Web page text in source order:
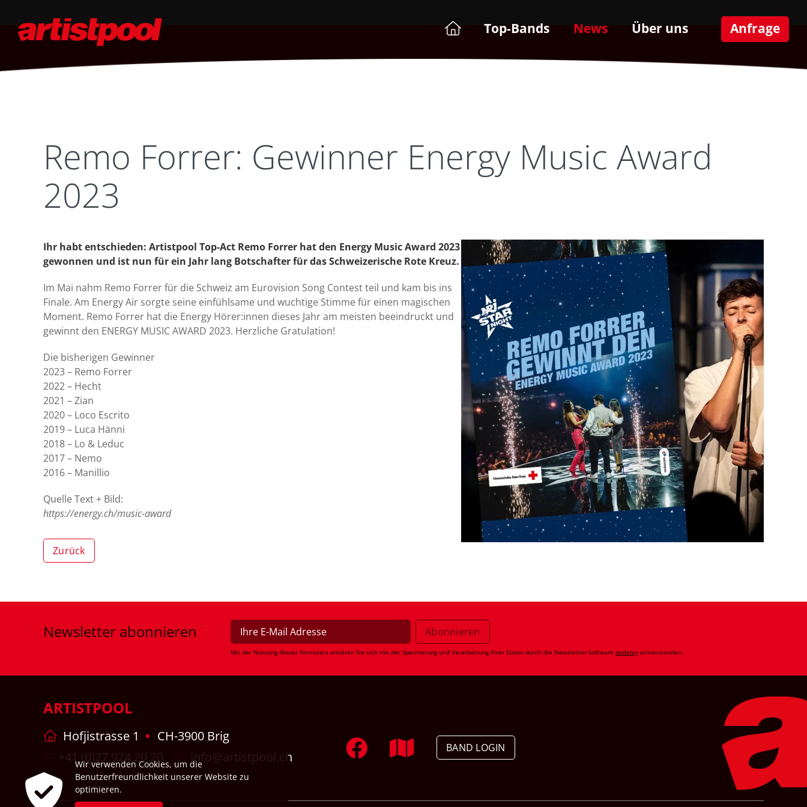
Top-Bands News Über uns Anfrage
Remo Forrer: Gewinner Energy Music Award
2023
Ihr habt entschieden: Artistpool Top-Act Remo Forrer hat den Energy Music Award 2023
gewonnen und ist nun für ein Jahr lang Botschafter für das Schweizerische Rote Kreuz.
Im Mai nahm Remo Forrer für die Schweiz am Eurovision Song Contest teil und kam bis ins
Finale. Am Energy Air sorgte seine einfühlsame und wuchtige Stimme für einen magischen
Moment. Remo Forrer hat die Energy Hörer:innen dieses Jahr am meisten beeindruckt und
gewinnt den ENERGY MUSIC AWARD 2023. Herzliche Gratulation!
Die bisherigen Gewinner
2023 – Remo Forrer
2022 – Hecht
2021 – Zian
2020 – Loco Escrito
2019 – Luca Hänni
2018 – Lo & Leduc
2017 – Nemo
2016 – Manillio
Quelle Text + Bild:
https://energy.ch/music-award
Zurück
Newsletter abonnieren
Mit der Nutzung dieses Formulars erklären Sie sich mit der Speicherung und Verarbeitung Ihrer Daten durch die Newsletter-Software dodeley einverstanden.
ARTISTPOOL
Hofjistrasse 1
CH-3900 Brig
+41 (0)27 924 20 20
info@artistpool.ch
BAND LOGIN
Wir verwenden Cookies, um die
Benutzerfreundlichkeit unserer Website zu
optimieren.